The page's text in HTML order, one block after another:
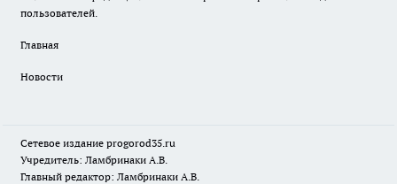
пользователей.
Главная
Новости
Сетевое издание progorod35.ru
Учредитель: Ламбринаки А.В.
Главный редактор: Ламбринаки А.В.